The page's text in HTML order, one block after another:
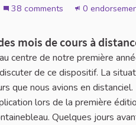
38 comments 0
mois de cours à
centre de notre première
de ce dispositif. La
que nous avions en distanciel.
lors de la première
Quelques jours